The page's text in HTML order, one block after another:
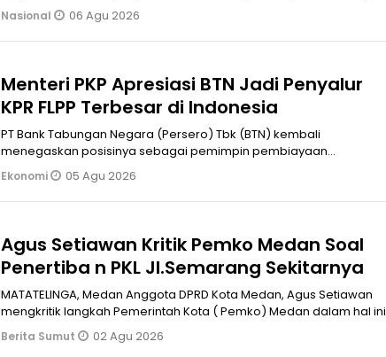
Nasional 06 Agu 2026
Menteri PKP Apresiasi BTN Jadi Penyalur
KPR FLPP Terbesar di Indonesia
PT Bank Tabungan Negara (Persero) Tbk (BTN) kembali
menegaskan posisinya sebagai pemimpin pembiayaan
perumahan nasional.
Ekonomi 05 Agu 2026
Agus Setiawan Kritik Pemko Medan Soal
Penertiba n PKL Jl.Semarang Sekitarnya
MATATELINGA, Medan Anggota DPRD Kota Medan, Agus Setiawan
mengkritik langkah Pemerintah Kota ( Pemko) Medan dalam hal ini
Satuan Polisi Pam
Berita Sumut 02 Agu 2026